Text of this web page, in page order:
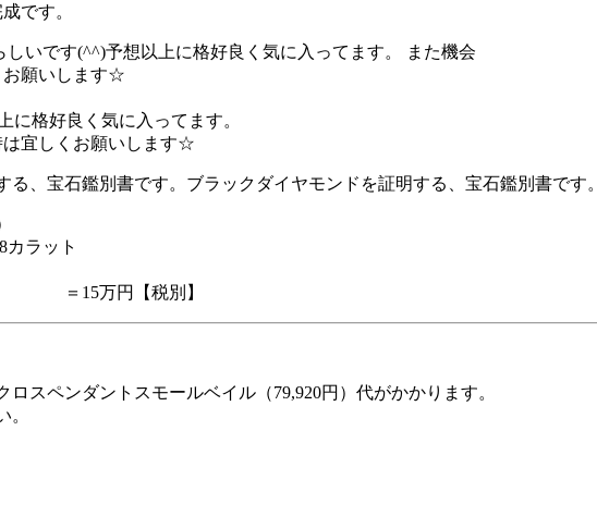
です。
に格好良く気に入ってます。
は宜しくお願いします☆
ブラックダイヤモンドを証明する、宝石鑑別書です。
ラット
万円【税別】
スペンダントスモールベイル（79,920円）代がかかります。
。